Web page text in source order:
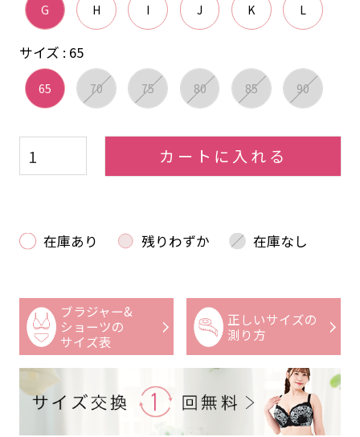
サイズ 65
65 70 75 80 85 90
G H I J K L
カートに入れる
在庫あり 残りわずか 在庫なし
ブラジャー&
ショーツの
サイズ表
正しいサイズの
測り方